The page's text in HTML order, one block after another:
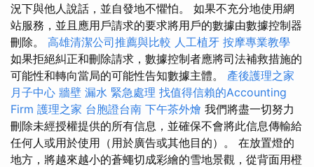
況下與他人說話，並自發地不懼怕。 如果不充分地使用網
站服務，並且應用戶請求的要求將用戶的數據由數據控制器
刪除。 高雄清潔公司推薦與比較 人工植牙 按摩專業教學
如果拒絕糾正和刪除請求，數據控制者應將司法補救措施的
可能性和轉向當局的可能性告知數據主體。 產後護理之家
月子中心 牆壁 漏水 緊急處理 找值得信賴的Accounting
Firm 護理之家 台胞證台南 下午茶外燴 我們將盡一切努力
刪除未經授權提供的所有信息，並確保不會將此信息傳輸給
任何人或用於使用（用於廣告或其他目的）。 在放置燈的
地方，將越來越小的蒼蠅切成彩繪的雪地景觀，從背面用橙